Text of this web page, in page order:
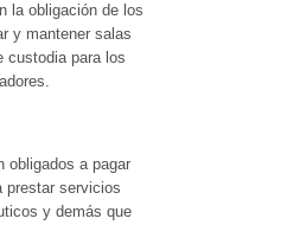
la obligación de los
y mantener salas
custodia para los
obligados a pagar
prestar servicios
y demás que